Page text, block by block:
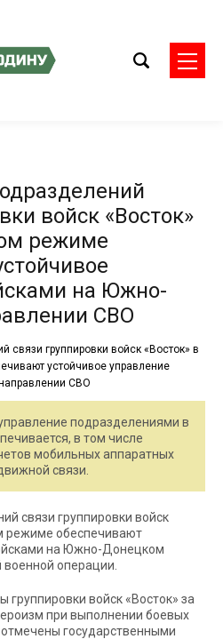
войск «Восток»
режиме
на Южно-
СВО
подразделениями в
в том числе
мобильных аппаратных
связи.
связи группировки войск
режиме обеспечивают
на Южно-Донецком
операции.
войск «Восток» за
при выполнении боевых
государственными